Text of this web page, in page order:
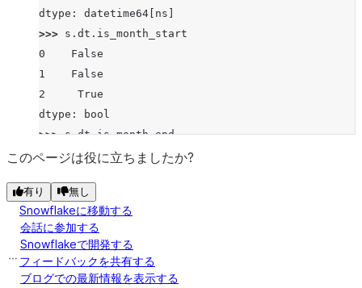
dtype: datetime64[ns]
>>> s . dt . is_month_start
0    False
1    False
2     True
dtype: bool
>>> s.dt.is_month_end
0    False
2    False
dtype: bool
このページは役に立ちましたか?
有り 無し
Snowflakeに移動する
会話に参加する
Snowflakeで開発する
フィードバックを共有する
ブログでの最新情報を表示する